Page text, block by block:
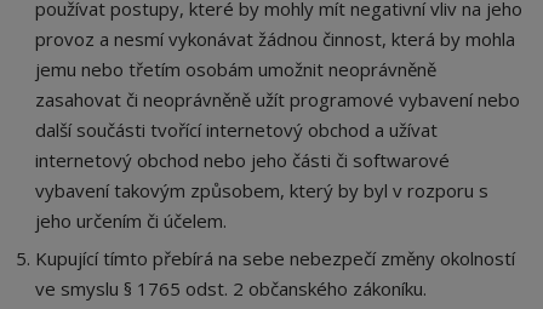
používat postupy, které by mohly mít negativní vliv na jeho
provoz a nesmí vykonávat žádnou činnost, která by mohla
jemu nebo třetím osobám umožnit neoprávněně
zasahovat či neoprávněně užít programové vybavení nebo
další součásti tvořící internetový obchod a užívat
internetový obchod nebo jeho části či softwarové
vybavení takovým způsobem, který by byl v rozporu s
jeho určením či účelem.
Kupující tímto přebírá na sebe nebezpečí změny okolností
ve smyslu § 1765 odst. 2 občanského zákoníku.